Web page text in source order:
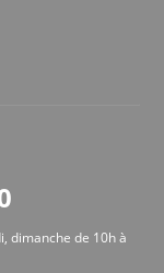
dimanche de 10h à